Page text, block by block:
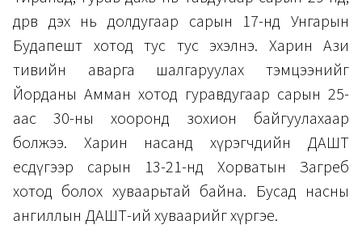
дөрөв дэх нь долдугаар сарын 17-нд Унгарын
Будапешт хотод тус тус эхэлнэ. Харин Ази
тивийн аварга шалгаруулах тэмцээнийг
Йорданы Амман хотод гуравдугаар сарын 25-
аас 30-ны хооронд зохион байгуулахаар
болжээ. Харин насанд хүрэгчдийн ДАШТ
есдүгээр сарын 13-21-нд Хорватын Загреб
хотод болох хуваарьтай байна. Бусад насны
ангиллын ДАШТ-ий хуваарийг хүргэе.